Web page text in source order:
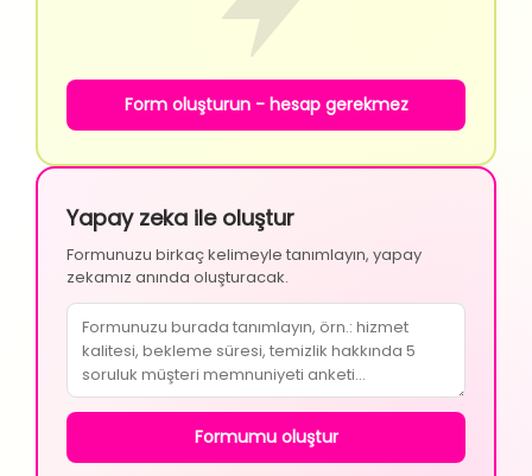
Form oluşturun - hesap gerekmez
Yapay zeka ile oluştur
Formunuzu birkaç kelimeyle tanımlayın, yapay
zekamız anında oluşturacak.
Formumu oluştur